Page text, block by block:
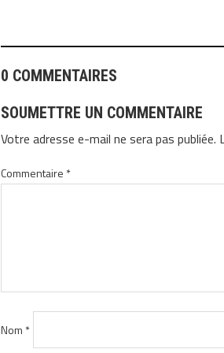
0 COMMENTAIRES
SOUMETTRE UN COMMENTAIRE
Votre adresse e-mail ne sera pas publiée.
Commentaire *
Nom *